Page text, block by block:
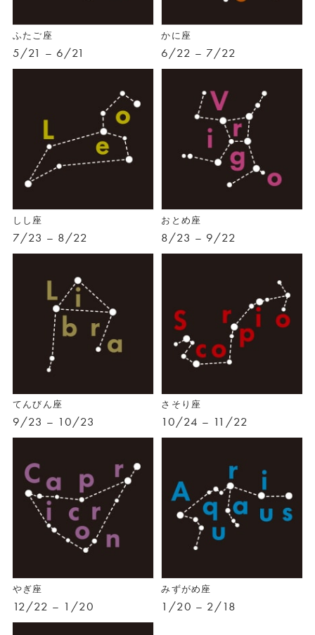
ふたご座
5/21 – 6/21
かに座
6/22 – 7/22
しし座
7/23 – 8/22
おとめ座
8/23 – 9/22
てんびん座
9/23 – 10/23
さそり座
10/24 – 11/22
やぎ座
12/22 – 1/20
みずがめ座
1/20 – 2/18